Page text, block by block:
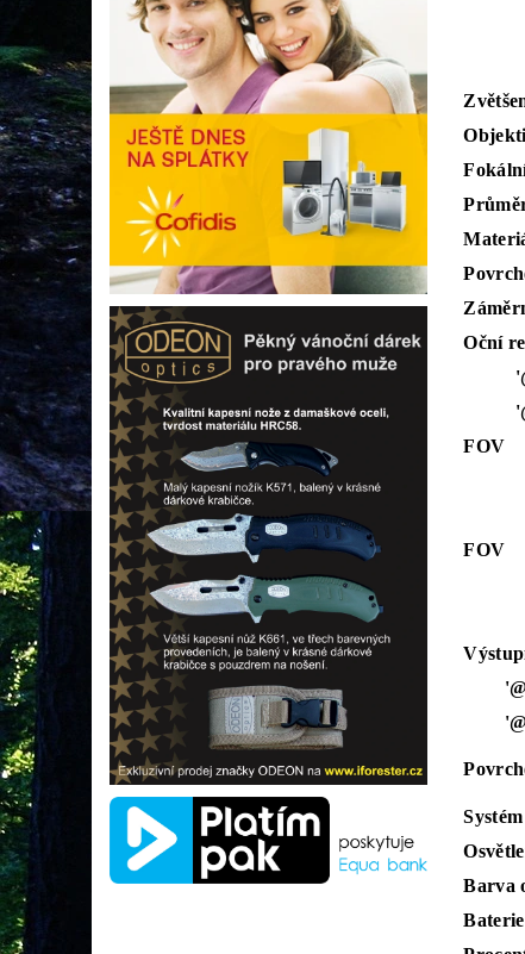
Oční
'@
FOV
FOV
'@
Barva
Baterie